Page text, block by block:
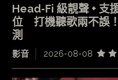
Head-Fi 級靚聲 + 支
位 打機聽歌兩不誤
測
影音 2026-08-08